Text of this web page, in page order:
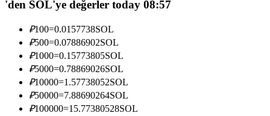
Bilgi
Ticaret bilgileri vb. dahil olmak üzere büyük veri analizi.
'den SOL'ye değerler today 08:57
₽100=0.0157738SOL
₽500=0.07886902SOL
₽1000=0.15773805SOL
₽5000=0.78869026SOL
₽10000=1.57738052SOL
₽50000=7.88690264SOL
₽100000=15.77380528SOL